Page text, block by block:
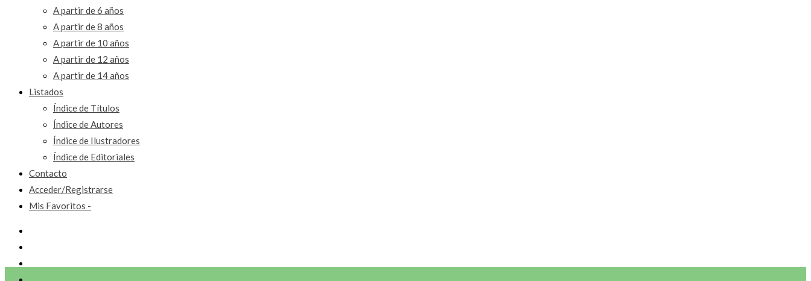
A partir de 6 años
A partir de 8 años
A partir de 10 años
A partir de 12 años
A partir de 14 años
Listados
Índice de Títulos
Índice de Autores
Índice de Ilustradores
Índice de Editoriales
Contacto
Acceder/Registrarse
Mis Favoritos -